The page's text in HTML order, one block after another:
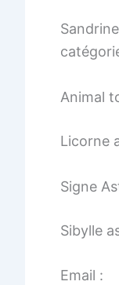
Animal
Licorne
Signe
Sibylle
Email :